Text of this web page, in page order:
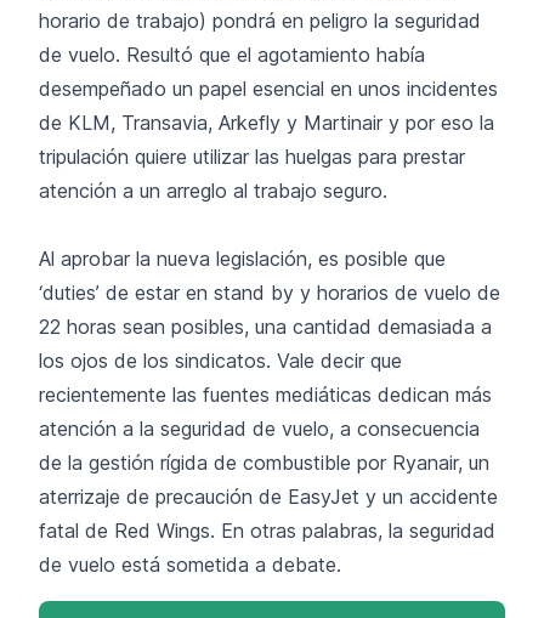
horario de trabajo) pondrá en peligro la seguridad
de vuelo. Resultó que el agotamiento había
desempeñado un papel esencial en unos incidentes
de KLM, Transavia, Arkefly y Martinair y por eso la
tripulación quiere utilizar las huelgas para prestar
atención a un arreglo al trabajo seguro.
Al aprobar la nueva legislación, es posible que
‘duties’ de estar en stand by y horarios de vuelo de
22 horas sean posibles, una cantidad demasiada a
los ojos de los sindicatos. Vale decir que
recientemente las fuentes mediáticas dedican más
atención a la seguridad de vuelo, a consecuencia
de la gestión rígida de combustible por Ryanair, un
aterrizaje de precaución de EasyJet y un accidente
fatal de Red Wings. En otras palabras, la seguridad
de vuelo está sometida a debate.